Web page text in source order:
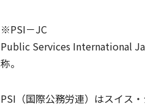
※PSI－JC
Public Services International
称。
PSI（国際公務労連）はスイス